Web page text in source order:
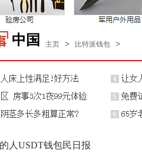
中国 主页 > 比特派钱包 >
人USDT钱包民日报